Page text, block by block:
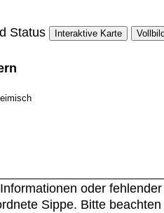
Status Interaktive Karte
oder
Sippe. Bitte